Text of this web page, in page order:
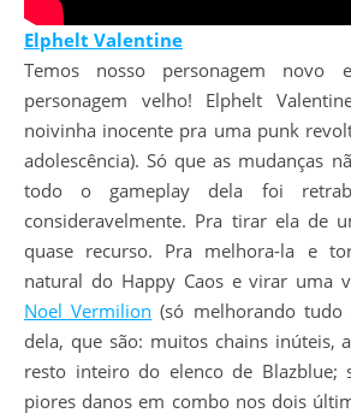
Elphelt Valentine
Temos nosso personagem
personagem velho! Elphelt
noivinha inocente pra uma punk
adolescência). Só que as mudanças
todo o gameplay dela foi
consideravelmente. Pra tirar ela de
quase recurso. Pra melhora-la e
natural do Happy Caos e virar uma
Noel Vermilion (só melhorando
dela, que são: muitos chains inúteis,
resto inteiro do elenco de Blazblue;
piores danos em combo nos dois